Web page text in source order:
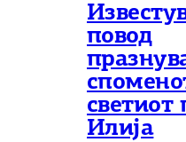
повод
светиот
Илија